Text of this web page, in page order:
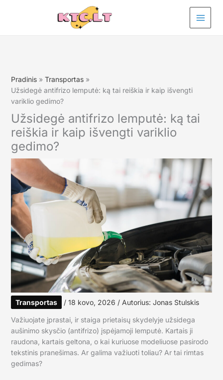
Pradinis
Transportas
Užsidegė antifrizo lemputė: ką tai reiškia ir kaip išvengti
variklio gedimo?
Užsidegė antifrizo lemputė: ką tai
reiškia ir kaip išvengti variklio
gedimo?
Transportas / 18 kovo, 2026 / Autorius: Jonas Stulskis
Važiuojate įprastai, ir staiga prietaisų skydelyje užsidega
aušinimo skysčio (antifrizo) įspėjamoji lemputė. Kartais ji
raudona, kartais geltona, o kai kuriuose modeliuose pasirodo
tekstinis pranešimas. Ar galima važiuoti toliau? Ar tai rimtas
gedimas?